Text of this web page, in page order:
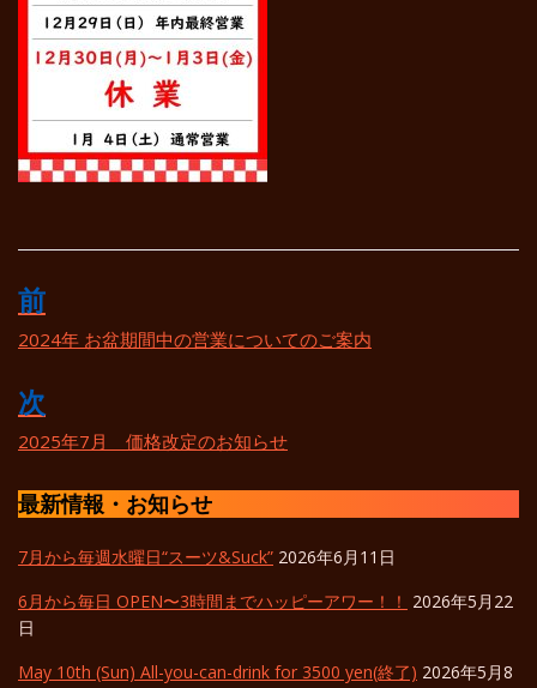
投
稿
ナ
ビ
ー
シ
ョ
ン
前
2024年 お盆期間中の営業についてのご案内
次
2025年7月 価格改定のお知らせ
最新情報・お知らせ
7月から毎週水曜日“スーツ&Suck” 2026年6月11日
6月から毎日 OPEN〜3時間までハッピーアワー！！ 2026年5月22
日
May 10th (Sun) All-you-can-drink for 3500 yen(終了) 2026年5月8